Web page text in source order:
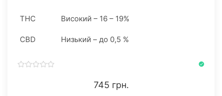
THC Високий – 16 – 19%
CBD Низький – до 0,5 %
745 грн.